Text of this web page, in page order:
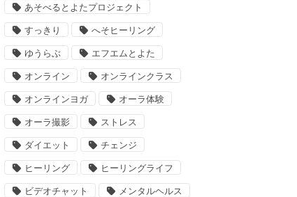
あそべるとよたプロジェクト
すっきり へそヒーリング
ゆうらぶ エフエムとよた
オンライン オンラインクラス
オンラインヨガ オーラ体験
オーラ撮影 ストレス
ダイエット チェンジ
ヒーリング ヒーリングライフ
ビデオチャット メンタルヘルス